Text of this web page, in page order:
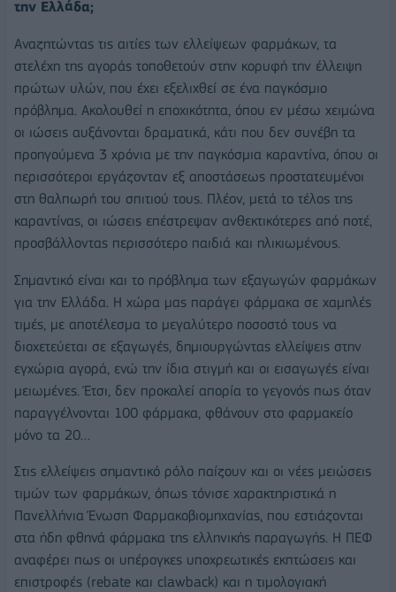
την Ελλάδα;
Αναζητώντας τις αιτίες των ελλείψεων φαρμάκων, τα
στελέχη της αγοράς τοποθετούν στην κορυφή την έλλειψη
πρώτων υλών, που έχει εξελιχθεί σε ένα παγκόσμιο
πρόβλημα. Ακολουθεί η εποχικότητα, όπου εν μέσω χειμώνα
οι ιώσεις αυξάνονται δραματικά, κάτι που δεν συνέβη τα
προηγούμενα 3 χρόνια με την παγκόσμια καραντίνα, όπου οι
περισσότεροι εργάζονταν εξ αποστάσεως προστατευμένοι
στη θαλπωρή του σπιτιού τους. Πλέον, μετά το τέλος της
καραντίνας, οι ιώσεις επέστρεψαν ανθεκτικότερες από ποτέ,
προσβάλλοντας περισσότερο παιδιά και ηλικιωμένους.
Σημαντικό είναι και το πρόβλημα των εξαγωγών φαρμάκων
για την Ελλάδα. Η χώρα μας παράγει φάρμακα σε χαμηλές
τιμές, με αποτέλεσμα το μεγαλύτερο ποσοστό τους να
διοχετεύεται σε εξαγωγές, δημιουργώντας ελλείψεις στην
εγχώρια αγορά, ενώ την ίδια στιγμή και οι εισαγωγές είναι
μειωμένες. Έτσι, δεν προκαλεί απορία το γεγονός πως όταν
παραγγέλνονται 100 φάρμακα, φθάνουν στο φαρμακείο
μόνο τα 20…
Στις ελλείψεις σημαντικό ρόλο παίζουν και οι νέες μειώσεις
τιμών των φαρμάκων, όπως τόνισε χαρακτηριστικά η
Πανελλήνια Ένωση Φαρμακοβιομηχανίας, που εστιάζονται
στα ήδη φθηνά φάρμακα της ελληνικής παραγωγής. Η ΠΕΦ
αναφέρει πως οι υπέρογκες υποχρεωτικές εκπτώσεις και
επιστροφές (rebate και clawback) και η τιμολογιακή